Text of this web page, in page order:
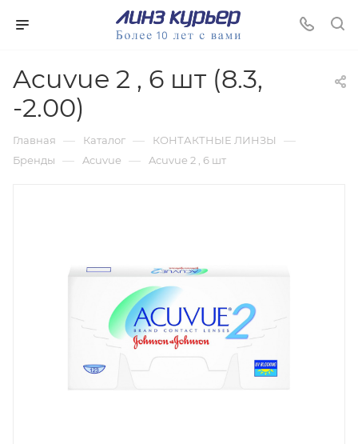
Acuvue 2 , 6 шт (8.3,
-2.00)
Главная — Каталог — КОНТАКТНЫЕ ЛИНЗЫ —
Бренды — Acuvue — Acuvue 2 , 6 шт